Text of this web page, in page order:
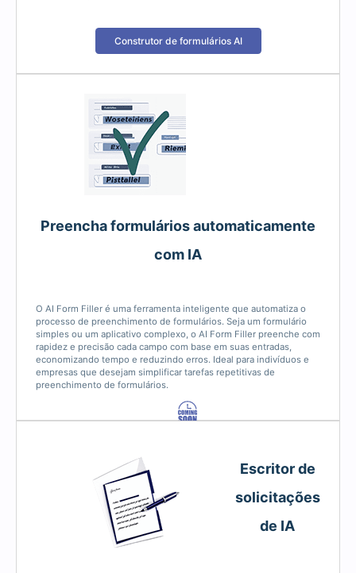
Construtor de formulários AI
Preencha formulários automaticamente
com IA
O AI Form Filler é uma ferramenta inteligente que automatiza o
processo de preenchimento de formulários. Seja um formulário
simples ou um aplicativo complexo, o AI Form Filler preenche com
rapidez e precisão cada campo com base em suas entradas,
economizando tempo e reduzindo erros. Ideal para indivíduos e
empresas que desejam simplificar tarefas repetitivas de
preenchimento de formulários.
Escritor de
solicitações
de IA